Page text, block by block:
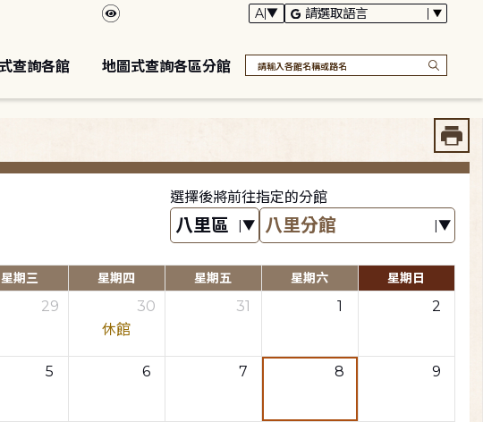
查詢各館 地圖式查詢各區分館
選擇後將前往指定的分館
星期三 星期四 星期五 星期六 星期日
29
30
休館
31 1 2
5 6 7 8 9